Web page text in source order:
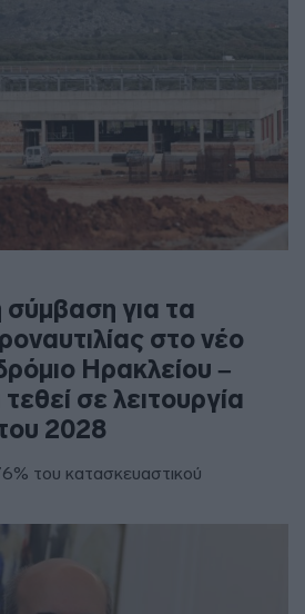
για τα
στο νέο
Ηρακλείου –
σε λειτουργία
2028
του κατασκευαστικού